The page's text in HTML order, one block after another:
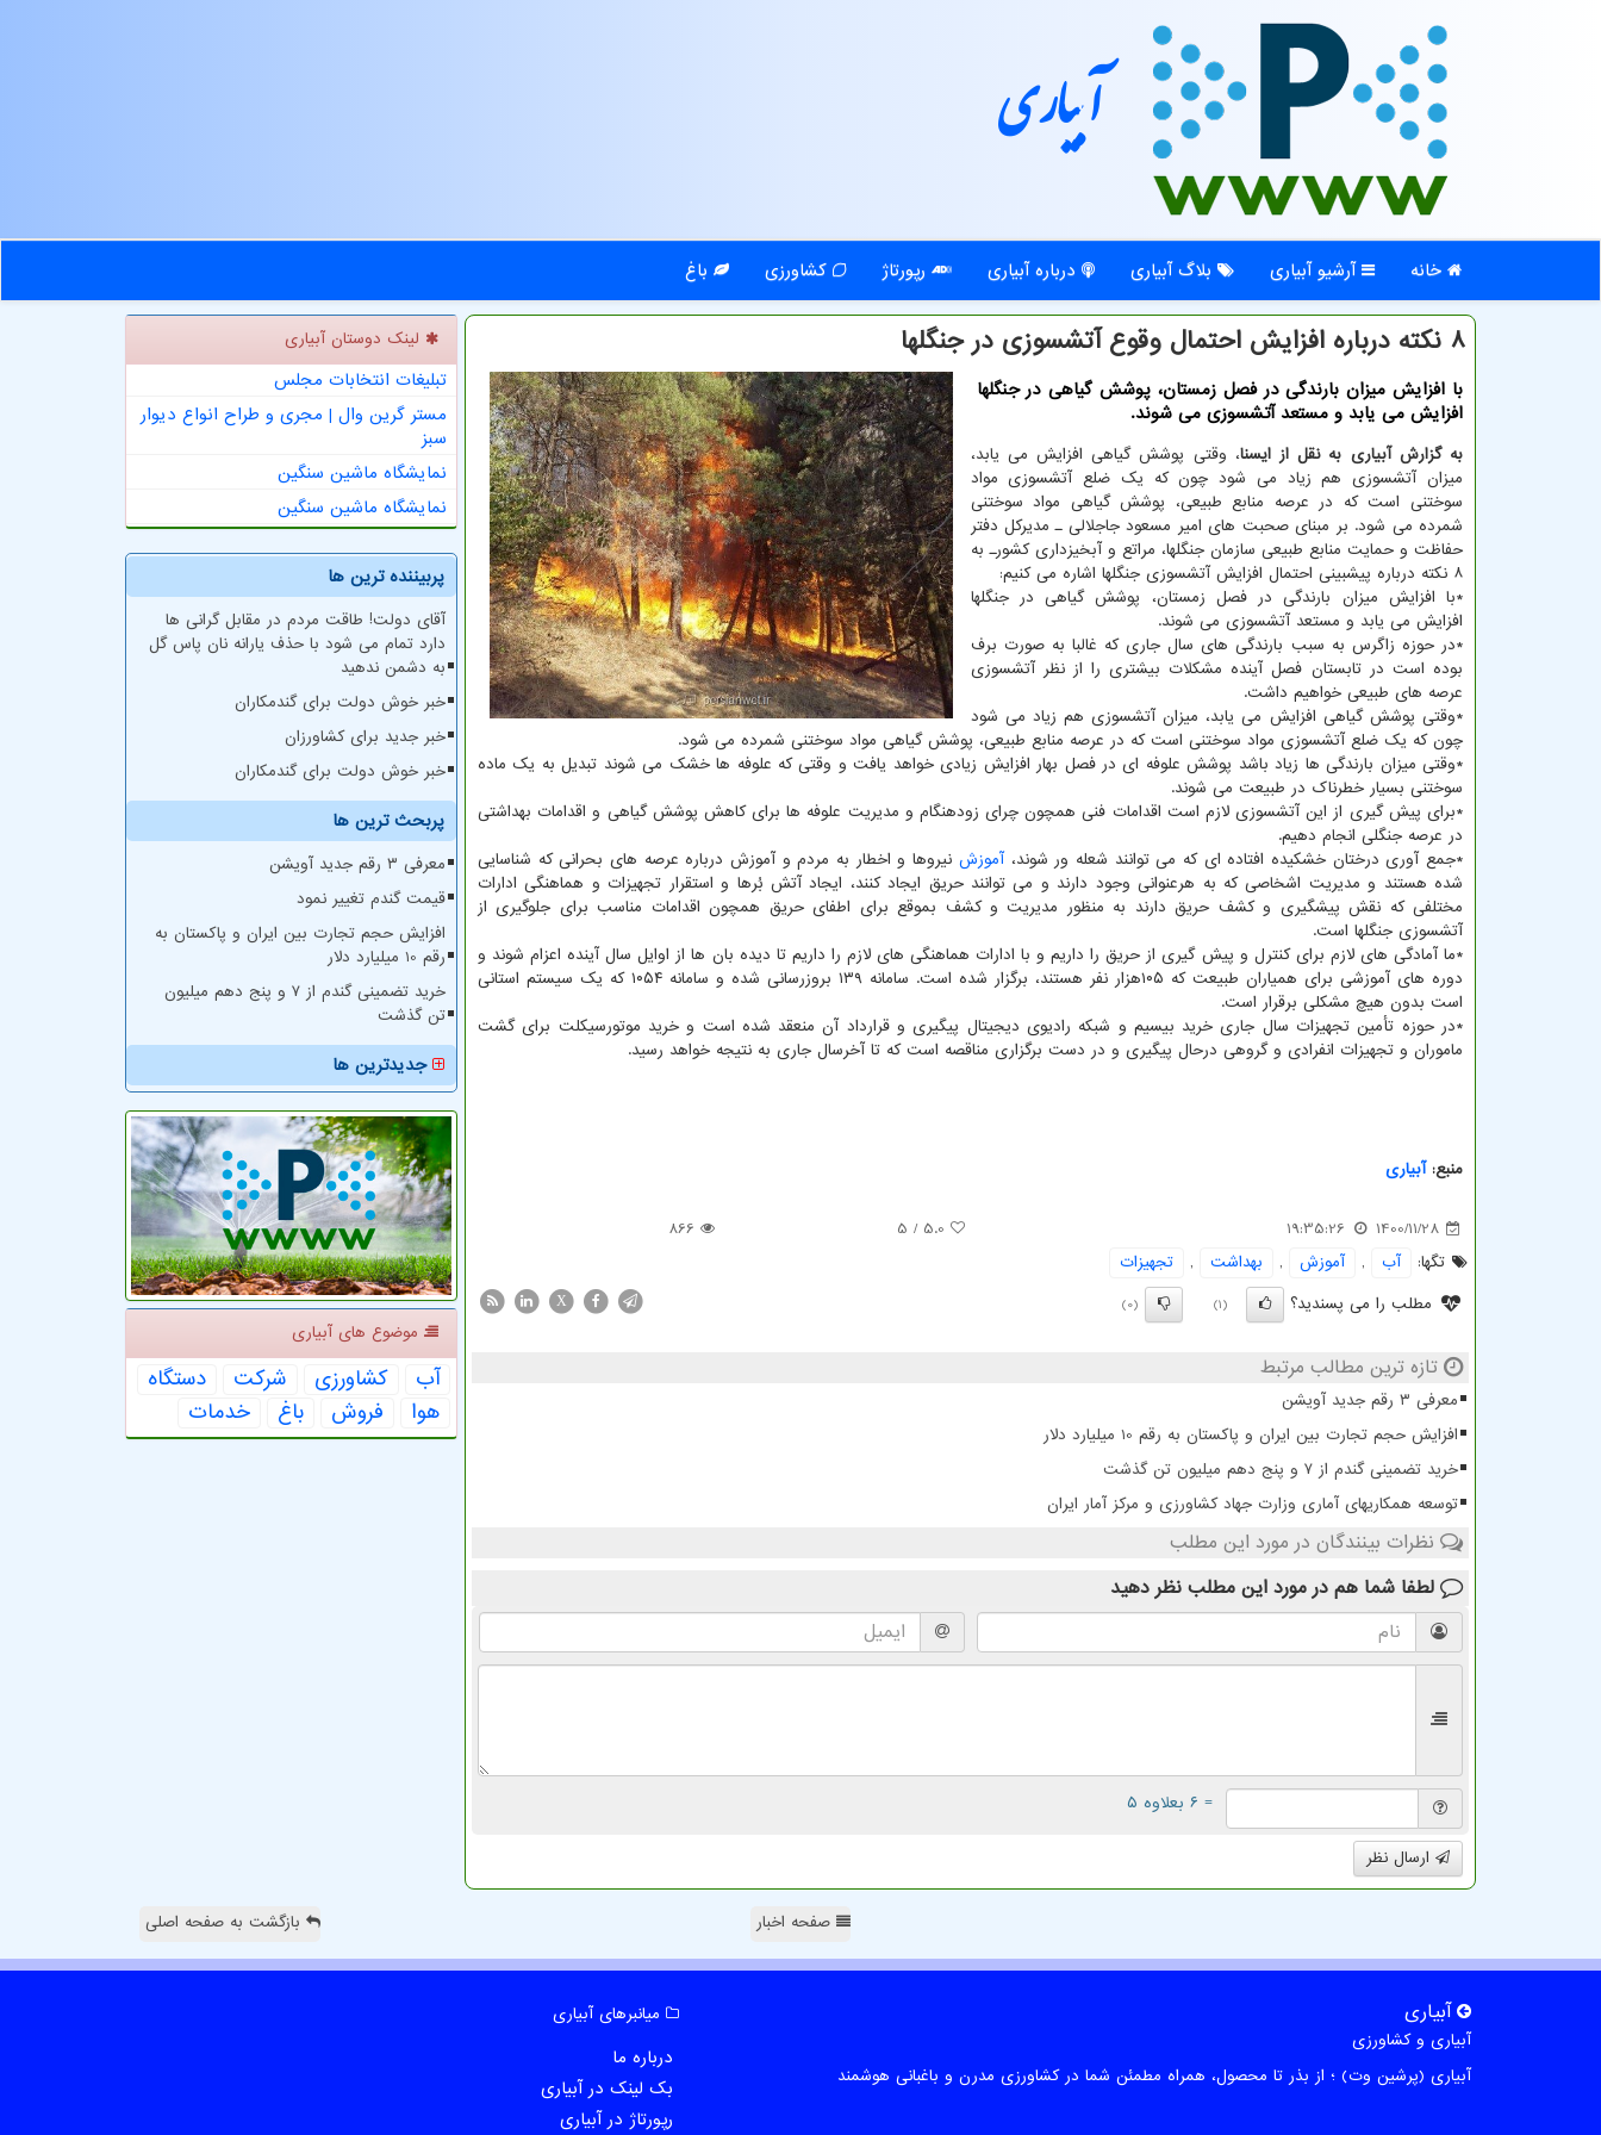
آبیاری
خانه آرشیو آبیاری بلاگ آبیاری درباره آبیاری رپورتاژ کشاورزی باغ
8 نکته درباره افزایش احتمال وقوع آتشسوزی در جنگلها
با افزایش میزان بارندگی در فصل زمستان، پوشش گیاهی در جنگلها
افزایش می یابد و مستعد آتشسوزی می شوند.
به گزارش آبیاری به نقل از ایسنا، وقتی پوشش گیاهی افزایش می یابد،
میزان آتشسوزی هم زیاد می شود چون که یک ضلع آتشسوزی مواد
سوختنی است که در عرصه منابع طبیعی، پوشش گیاهی مواد سوختنی
شمرده می شود. بر مبنای صحبت های امیر مسعود جاجلالی ـ مدیرکل دفتر
حفاظت و حمایت منابع طبیعی سازمان جنگلها، مراتع و آبخیزداری کشورـ به
۸ نکته درباره پیشبینی احتمال افزایش آتشسوزی جنگلها اشاره می کنیم:
*با افزایش میزان بارندگی در فصل زمستان، پوشش گیاهی در جنگلها
افزایش می یابد و مستعد آتشسوزی می شوند.
*در حوزه زاگرس به سبب بارندگی های سال جاری که غالبا به صورت برف
بوده است در تابستان فصل آینده مشکلات بیشتری را از نظر آتشسوزی
عرصه های طبیعی خواهیم داشت.
*وقتی پوشش گیاهی افزایش می یابد، میزان آتشسوزی هم زیاد می شود
چون که یک ضلع آتشسوزی مواد سوختنی است که در عرصه منابع طبیعی، پوشش گیاهی مواد سوختنی شمرده می شود.
*وقتی میزان بارندگی ها زیاد باشد پوشش علوفه ای در فصل بهار افزایش زیادی خواهد یافت و وقتی که علوفه ها خشک می شوند تبدیل به یک ماده
سوختنی بسیار خطرناک در طبیعت می شوند.
*برای پیش گیری از این آتشسوزی لازم است اقدامات فنی همچون چرای زودهنگام و مدیریت علوفه ها برای کاهش پوشش گیاهی و اقدامات بهداشتی
در عرصه جنگلی انجام دهیم.
*جمع آوری درختان خشکیده افتاده ای که می توانند شعله ور شوند،آموزش نیروها و اخطار به مردم و آموزش درباره عرصه های بحرانی که شناسایی
شده هستند و مدیریت اشخاصی که به هرعنوانی وجود دارند و می توانند حریق ایجاد کنند، ایجاد آتش بُرها و استقرار تجهیزات و هماهنگی ادارات
مختلفی که نقش پیشگیری و کشف حریق دارند به منظور مدیریت و کشف بموقع برای اطفای حریق همچون اقدامات مناسب برای جلوگیری از
آتشسوزی جنگلها است.
*ما آمادگی های لازم برای کنترل و پیش گیری از حریق را داریم و با ادارات هماهنگی های لازم را داریم تا دیده بان ها از اوایل سال آینده اعزام شوند و
دوره های آموزشی برای همیاران طبیعت که ۱۰۵هزار نفر هستند، برگزار شده است. سامانه ۱۳۹ بروزرسانی شده و سامانه ۱۰۵۴ که یک سیستم استانی
است بدون هیچ مشکلی برقرار است.
*در حوزه تأمین تجهیزات سال جاری خرید بیسیم و شبکه رادیوی دیجیتال پیگیری و قرارداد آن منعقد شده است و خرید موتورسیکلت برای گشت
ماموران و تجهیزات انفرادی و گروهی درحال پیگیری و در دست برگزاری مناقصه است که تا آخرسال جاری به نتیجه خواهد رسید.
منبع:آبیاری
1400/11/28
19:35:26
5.0
/ 5
866
تگها:
آب , آموزش , بهداشت ,
تجهیزات
مطلب را می پسندید؟
(1)
(0)
X
تازه ترین مطالب مرتبط
معرفی ۳ رقم جدید آویشن
افزایش حجم تجارت بین ایران و پاکستان به رقم 10 میلیارد دلار
خرید تضمینی گندم از ۷ و پنج دهم میلیون تن گذشت
توسعه همکاریهای آماری وزارت جهاد کشاورزی و مرکز آمار ایران
نظرات بینندگان در مورد این مطلب
لطفا شما هم در مورد این مطلب نظر دهید
= ۶ بعلاوه ۵
ارسال نظر
لینک دوستان آبیاری
تبلیغات انتخابات مجلس
مستر گرین وال | مجری و طراح انواع دیوار
سبز
نمایشگاه ماشین سنگین
نمایشگاه ماشین سنگین
پربیننده ترین ها
آقای دولت! طاقت مردم در مقابل گرانی ها
دارد تمام می شود با حذف یارانه نان پاس گل
به دشمن ندهید
خبر خوش دولت برای گندمکاران
خبر جدید برای کشاورزان
خبر خوش دولت برای گندمکاران
پربحث ترین ها
معرفی ۳ رقم جدید آویشن
قیمت گندم تغییر نمود
افزایش حجم تجارت بین ایران و پاکستان به
رقم 10 میلیارد دلار
خرید تضمینی گندم از ۷ و پنج دهم میلیون
تن گذشت
جدیدترین ها
موضوع های آبیاری
آب كشاورزی شركت
دستگاه
هوا
فروش باغ خدمات
صفحه اخبار بازگشت به صفحه اصلی
آبیاری
آبیاری و کشاورزی
آبیاری (پرشین وت) ؛ از بذر تا محصول، همراه مطمئن شما در کشاورزی مدرن و باغبانی هوشمند
میانبرهای آبیاری
درباره ما
بک لینک در آبیاری
رپورتاژ در آبیاری